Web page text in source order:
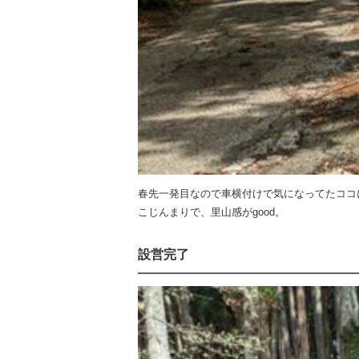
春先一発目なので車横付けで気になってたココ
こじんまりで、里山感がgood。
設営完了